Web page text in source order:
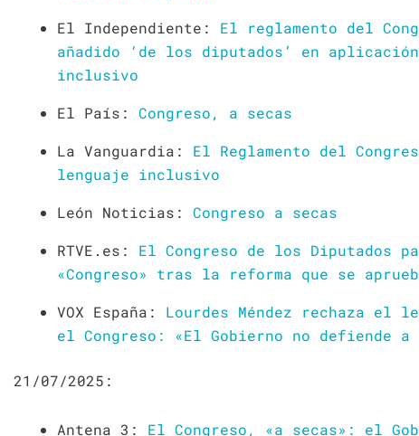
El Independiente: El reglamento del
añadido ‘de los diputados’ en
inclusivo
El País: Congreso, a secas
La Vanguardia: El Reglamento del
lenguaje inclusivo
León Noticias: Congreso a secas
RTVE.es: El Congreso de los Diputados
«Congreso» tras la reforma que se
VOX España: Lourdes Méndez rechaza el
el Congreso: «El Gobierno no defiende a
21/07/2025:
Antena 3: El Congreso, «a secas»: el